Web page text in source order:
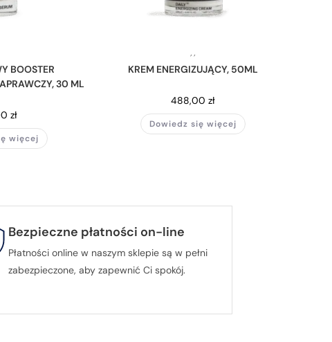
BOOSTER
30 ML
zł
więcej
, ,
KREM ENERGIZUJĄCY, 50ML
488,00zł
Dowiedz się więcej
Bezpieczne płatności on-line
Płatności online w naszym sklepie są w pełni
zabezpieczone, aby zapewnić Ci spokój.